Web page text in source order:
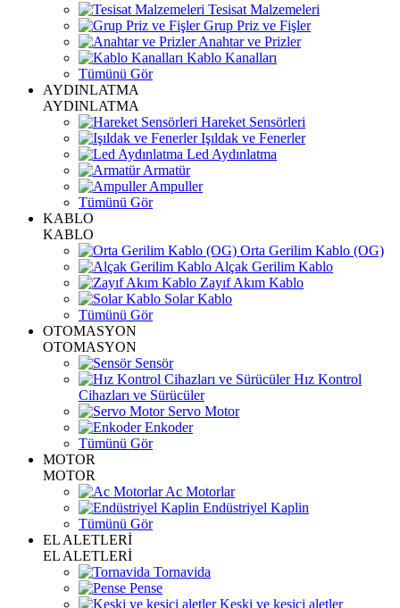
Tesisat Malzemeleri
Grup Priz ve Fişler
Anahtar ve Prizler
Kablo Kanalları
Tümünü Gör
AYDINLATMA
AYDINLATMA
Hareket Sensörleri
Işıldak ve Fenerler
Led Aydınlatma
Armatür
Ampuller
Tümünü Gör
KABLO
KABLO
Orta Gerilim Kablo (OG)
Alçak Gerilim Kablo
Zayıf Akım Kablo
Solar Kablo
Tümünü Gör
OTOMASYON
OTOMASYON
Sensör
Hız Kontrol
Cihazları ve Sürücüler
Servo Motor
Enkoder
Tümünü Gör
MOTOR
MOTOR
Ac Motorlar
Endüstriyel Kaplin
Tümünü Gör
EL ALETLERİ
EL ALETLERİ
Tornavida
Pense
Keski ve kesici aletler